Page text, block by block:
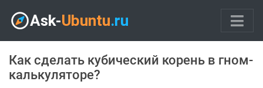
Как сделать кубический корень в гном-
калькуляторе?